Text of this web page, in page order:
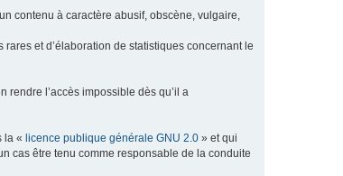
contenu à caractère abusif, obscène, vulgaire,
et d’élaboration de statistiques concernant le
l’accès impossible dès qu’il a
la « licence publique générale GNU 2.0 » et qui
cas être tenu comme responsable de la conduite